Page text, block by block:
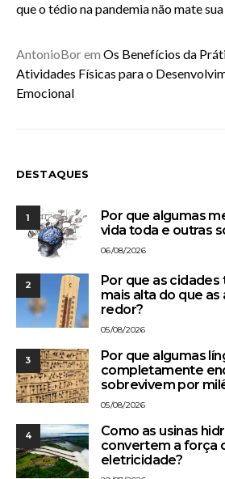
que o tédio na pandemia não mate
AntonioBorem Os Benefícios da
Atividades Físicas para o
Emocional
DESTAQUES
1
Por que algumas
vida toda e outras
06/08/2026
2
Por que as
mais alta do que as
redor?
05/08/2026
3
Por que algumas
completamente
sobrevivem por
05/08/2026
4
Como as usinas
convertem a força
eletricidade?